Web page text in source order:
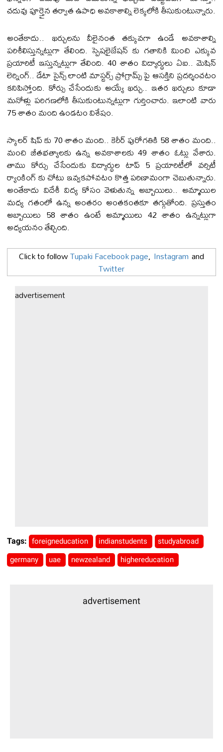
చదువు పూర్తైన తర్వాత ఉపాధి అవకాశాల్ని లెక్కలోకి తీసుకుంటున్నారు.
అంతేకాదు.. ఖర్చులను వీలైనంత తక్కువగా ఉండే అవకాశాల్ని
పరిశీలిస్తున్నట్లుగా తేలింది. స్పెషలైజేషన్ కు గతానికి మించి ఎక్కువ
ప్రయారిటీ ఇస్తున్నట్లుగా తేలింది. 40 శాతం విద్యార్థులు ఏఐ.. మెషిన్
లెర్నింగ్.. డేటా సైన్స్ లాంటి మాస్టర్స్ ప్రోగ్రామ్స్ పై ఆసక్తిని ప్రదర్శించటం
కనిపిస్తోంది. కోర్సు చేసేందుకు అయ్యే ఖర్చు.. ఇతర ఖర్చులు కూడా
మనోళ్లు పరిగణలోకి తీసుకుంటున్నట్లుగా గుర్తించారు. ఇలాంటి వారు
75 శాతం మంది ఉండటం విశేషం.
స్కాలర్ షిప్ కు 70 శాతం మంది.. కెరీర్ పురోగతికి 58 శాతం మంది..
మంచి జీతభత్యాలకు ఉన్న అవకాశాలకు 49 శాతం ఓట్లు వేశారు.
తాము కోర్సు చేసేందుకు విద్యార్థుల టాప్ 5 ప్రయారిటీలో వర్సిటీ
ర్యాంకింగ్ కు చోటు ఇవ్వకపోవటం కొత్త పరిణామంగా చెబుతున్నారు.
అంతేకాదు విదేశీ విద్య కోసం వెళుతున్న అబ్బాయిలు.. అమ్మాయిల
మధ్య గతంలో ఉన్న అంతరం అంతకంతకూ తగ్గుతోంది. ప్రస్తుతం
అబ్బాయిలు 58 శాతం ఉంటే అమ్మాయిలు 42 శాతం ఉన్నట్లుగా
అధ్యయనం తేల్చింది.
Click to followTupaki Facebook page, Instagram and
Twitter
advertisement
Tags: foreigneducation indianstudents studyabroad
germany uae newzealand highereducation
advertisement